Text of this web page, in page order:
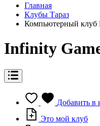
Главная
Клубы Тараз
Компьютерный клуб
Infinity
Добавить в
Это мой клуб